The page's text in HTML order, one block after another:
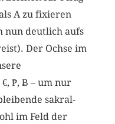
A zu fixieren
nun deutlich aufs
Der Ochse im
€,₱, Ƀ – um nur
sakral-
im Feld der